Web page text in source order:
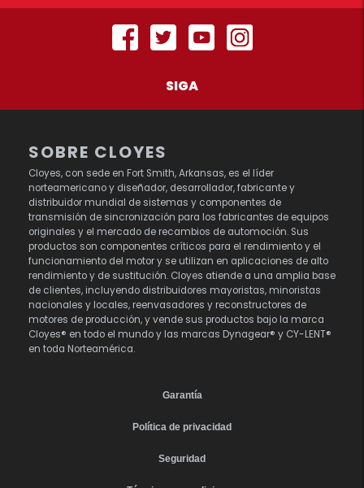
SIGA
SOBRE CLOYES
Cloyes, con sede en Fort Smith, Arkansas, es el líder
norteamericano y diseñador, desarrollador, fabricante y
distribuidor mundial de sistemas y componentes de
transmisión de sincronización para los fabricantes de equipos
originales y el mercado de recambios de automoción. Sus
productos son componentes críticos para el rendimiento y el
funcionamiento del motor y se utilizan en aplicaciones de alto
rendimiento y de sustitución. Cloyes atiende a una amplia base
de clientes, incluyendo distribuidores mayoristas, minoristas
nacionales y locales, reenvasadores y reconstructores de
motores de producción, y vende sus productos bajo la marca
Cloyes® en todo el mundo y las marcas Dynagear® y CY-LENT®
en toda Norteamérica.
Garantía
Política de privacidad
Seguridad